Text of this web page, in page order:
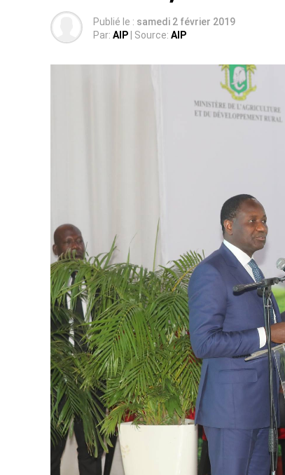
Publié le : samedi 2 février 2019
Par: AIP | Source: AIP